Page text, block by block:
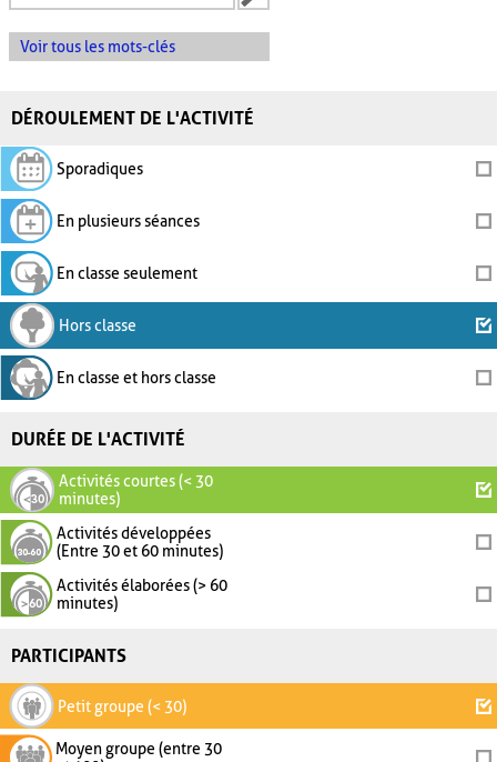
Voir tous les mots-clés
DÉROULEMENT DE L'ACTIVITÉ
Sporadiques
En plusieurs séances
En classe seulement
Hors classe
En classe et hors classe
DURÉE DE L'ACTIVITÉ
Activités courtes (< 30
minutes)
Activités développées
(Entre 30 et 60 minutes)
Activités élaborées (> 60
minutes)
PARTICIPANTS
Petit groupe (< 30)
Moyen groupe (entre 30